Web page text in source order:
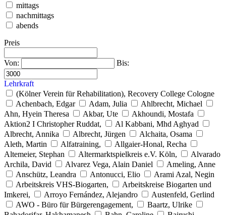
mittags
nachmittags
abends
Preis
Von: Bis:
Lehrkraft
(Kölner Verein für Rehabilitation), Recovery College Cologne
Achenbach, Edgar
Adam, Julia
Ahlbrecht, Michael
Ahn, Hyein Theresa
Akbar, Ute
Akhoundi, Mostafa
Aktion2 I Christopher Ruddat,
Al Kabbani, Mhd Aghyad
Albrecht, Annika
Albrecht, Jürgen
Alchaita, Osama
Aleth, Martin
Alfatraining,
Allgaier-Honal, Recha
Altemeier, Stephan
Altermarktspielkreis e.V. Köln,
Alvarado
Archila, David
Alvarez Vega, Alain Daniel
Ameling, Anne
Anschütz, Leandra
Antonucci, Elio
Arami Azal, Negin
Arbeitskreis VHS-Biogarten,
Arbeitskreise Biogarten und
Imkerei,
Arroyo Fernández, Alejandro
Austenfeld, Gerlind
AWO - Büro für Bürgerengagement,
Baartz, Ulrike